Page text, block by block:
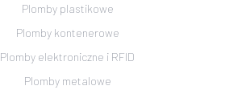
Plomby plastikowe
Plomby kontenerowe
Plomby elektroniczne i RFID
Plomby metalowe